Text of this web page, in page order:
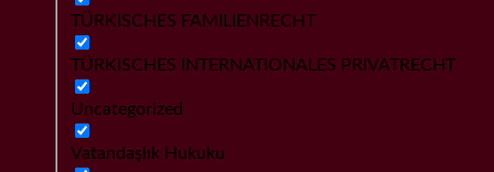
TÜRKISCHES FAMILIENRECHT
TÜRKISCHES INTERNATIONALES PRIVATRECHT
Uncategorized
Vatandaşlık Hukuku